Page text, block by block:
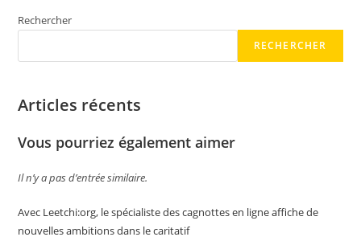
Rechercher
RECHERCHER
Articles récents
Vous pourriez également aimer
Il n’y a pas d’entrée similaire.
Avec Leetchi:org, le spécialiste des cagnottes en ligne affiche de
nouvelles ambitions dans le caritatif